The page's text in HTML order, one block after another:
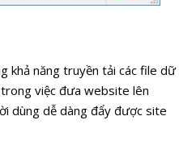
khả năng truyền tải các file dữ
việc đưa website lên
dùng dễ dàng đẩy được site